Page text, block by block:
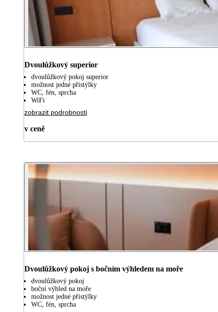
Dvoulůžkový superior
dvoulůžkový pokoj superior
možnost jedné přistýlky
WC, fén, sprcha
WiFi
zobrazit podrobnosti
v ceně
Dvoulůžkový pokoj s bočním výhledem na moře
dvoulůžkový pokoj
boční výhled na moře
možnost jedné přistýlky
WC, fén, sprcha